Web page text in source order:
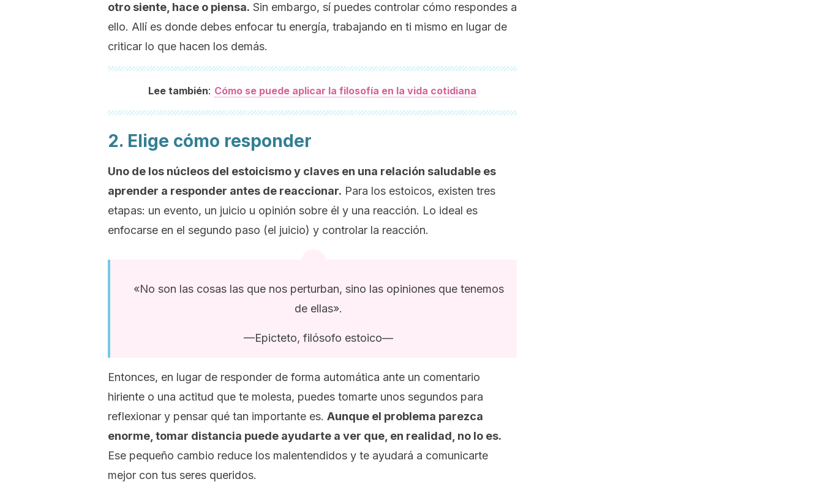
otro siente, hace o piensa. Sin embargo, sí puedes controlar cómo respondes a
ello. Allí es donde debes enfocar tu energía, trabajando en ti mismo en lugar de
criticar lo que hacen los demás.
Lee también: Cómo se puede aplicar la filosofía en la vida cotidiana
2. Elige cómo responder
Uno de los núcleos del estoicismo y claves en una relación saludable es
aprender a responder antes de reaccionar. Para los estoicos, existen tres
etapas: un evento, un juicio u opinión sobre él y una reacción. Lo ideal es
enfocarse en el segundo paso (el juicio) y controlar la reacción.
«No son las cosas las que nos perturban, sino las opiniones que tenemos
de ellas».
—Epicteto, filósofo estoico—
Entonces, en lugar de responder de forma automática ante un comentario
hiriente o una actitud que te molesta, puedes tomarte unos segundos para
reflexionar y pensar qué tan importante es. Aunque el problema parezca
enorme, tomar distancia puede ayudarte a ver que, en realidad, no lo es.
Ese pequeño cambio reduce los malentendidos y te ayudará a comunicarte
mejor con tus seres queridos.